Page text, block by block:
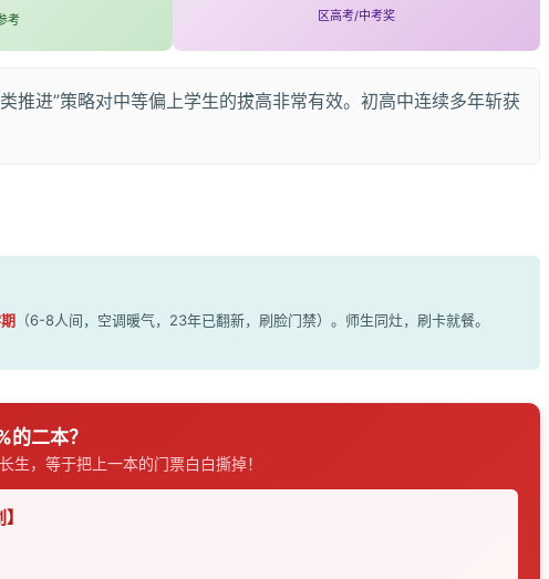
考 区高考/中考奖
进”策略对中等偏上学生的拔高非常有效。初高中连续多年斩获
（6-8人间，空调暖气，23年已翻新，刷脸门禁）。师生同灶，刷卡就餐。
二本？
，等于把上一本的门票白白撕掉！